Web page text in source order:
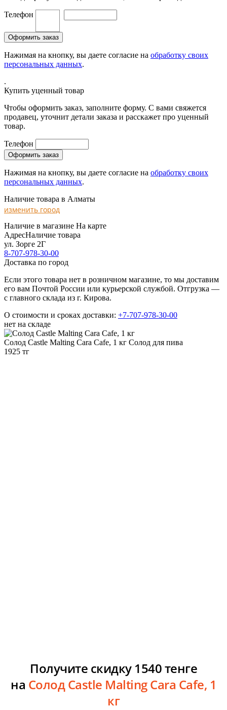
Телефон
Нажимая на кнопку, вы даете согласие на обработку своих
персональных данных.
.
Купить уценный товар
Чтобы оформить заказ, заполните форму. С вами свяжется
продавец, уточнит детали заказа и расскажет про уценный
товар.
Телефон
Нажимая на кнопку, вы даете согласие на обработку своих
персональных данных.
Наличие товара в Алматы
изменить город
Наличие в магазине На карте
АдресНаличие товара
ул. Зорге 2Г
8-707-978-30-00
Доставка по город
Если этого товара нет в розничном магазине, то мы доставим
его вам Почтой России или курьерской службой. Отгрузка —
с главного склада из г. Кирова.
О стоимости и сроках доставки: +7-707-978-30-00
нет на складе
Солод Castle Malting Cara Cafe, 1 кг Солод для пива
1925 тг
Получите скидку 1540 тенге
на Солод Castle Malting Cara Cafe, 1
кг